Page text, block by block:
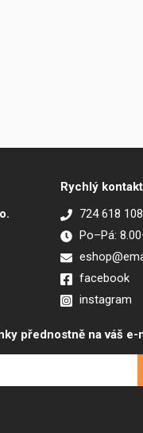
Rychlý kontakt
724 618 108
Po–Pá:
facebook
instagram
přednostně na váš e-